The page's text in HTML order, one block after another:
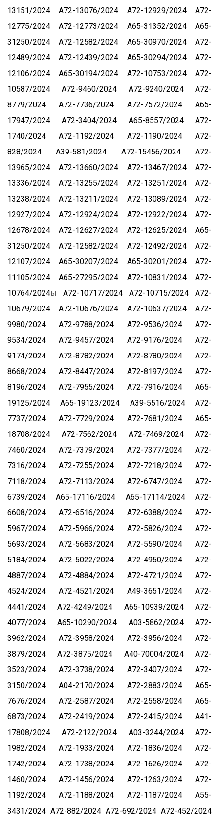
13151/2024
А72-13076/2024 А72-12929/2024
А72-
12775/2024
А72-12773/2024 А65-31352/2024
А65-
31250/2024
А72-12582/2024 А65-30970/2024
А72-
12489/2024
А72-12439/2024 А65-30294/2024
А72-
12106/2024
А65-30194/2024 А72-10753/2024
А72-
10587/2024
А72-9460/2024 А72-9240/2024
А72-
8779/2024
А72-7736/2024 А72-7572/2024
А65-
17947/2024
А72-3404/2024 А65-8557/2024
А72-
1740/2024
А72-1192/2024 А72-1190/2024
А72-
828/2024
А39-581/2024 А72-15456/2024
А72-
13965/2024
А72-13660/2024 А72-13467/2024
А72-
13336/2024
А72-13255/2024 А72-13251/2024
А72-
13238/2024
А72-13211/2024 А72-13089/2024
А72-
12927/2024
А72-12924/2024 А72-12922/2024
А72-
12678/2024
А72-12627/2024 А72-12625/2024
А65-
31250/2024
А72-12582/2024 А72-12492/2024
А72-
12107/2024
А65-30207/2024 А65-30201/2024
А72-
11105/2024
А65-27295/2024 А72-10831/2024
А72-
10764/2024ы А72-10717/2024 А72-10715/2024
А72-
10679/2024
А72-10676/2024 А72-10637/2024
А72-
9980/2024
А72-9788/2024 А72-9536/2024
А72-
9534/2024
А72-9457/2024 А72-9176/2024
А72-
9174/2024
А72-8782/2024 А72-8780/2024
А72-
8668/2024
А72-8447/2024 А72-8197/2024
А72-
8196/2024
А72-7955/2024 А72-7916/2024
А65-
19125/2024
А65-19123/2024 А39-5516/2024
А72-
7737/2024
А72-7729/2024 А72-7681/2024
А65-
18708/2024
А72-7562/2024 А72-7469/2024
А72-
7460/2024
А72-7379/2024 А72-7377/2024
А72-
7316/2024
А72-7255/2024 А72-7218/2024
А72-
7118/2024
А72-7113/2024 А72-6747/2024
А72-
6739/2024
А65-17116/2024 А65-17114/2024
А72-
6608/2024
А72-6516/2024 А72-6388/2024
А72-
5967/2024
А72-5966/2024 А72-5826/2024
А72-
5693/2024
А72-5683/2024 А72-5590/2024
А72-
5184/2024
А72-5022/2024 А72-4950/2024
А72-
4887/2024
А72-4884/2024 А72-4721/2024
А72-
4524/2024
А72-4521/2024 А49-3651/2024
А72-
4441/2024
А72-4249/2024 А65-10939/2024
А72-
4077/2024
А65-10290/2024 А03-5862/2024
А72-
3962/2024
А72-3958/2024 А72-3956/2024
А72-
3879/2024
А72-3875/2024 А40-70004/2024
А72-
3523/2024
А72-3738/2024 А72-3407/2024
А72-
3150/2024
А04-2170/2024 А72-2883/2024
А65-
7676/2024
А72-2587/2024 А72-2558/2024
А65-
6873/2024
А72-2419/2024 А72-2415/2024
А41-
17808/2024
А72-2122/2024 А03-3244/2024
А72-
1982/2024
А72-1933/2024 А72-1836/2024
А72-
1742/2024
А72-1738/2024 А72-1626/2024
А72-
1460/2024
А72-1456/2024 А72-1263/2024
А72-
1192/2024
А72-1188/2024 А72-1187/2024
А55-
3431/2024 А72-882/2024 А72-692/2024 А72-452/2024